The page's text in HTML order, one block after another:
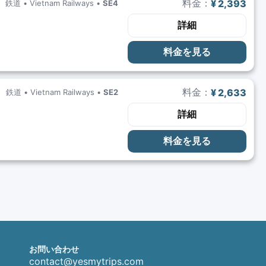
鉄道 • Vietnam Railways • SE4 料金： ¥ 2,393
詳細
料金を見る
鉄道 • Vietnam Railways • SE2 料金： ¥ 2,633
詳細
料金を見る
お問い合わせ
contact@yesmytrips.com